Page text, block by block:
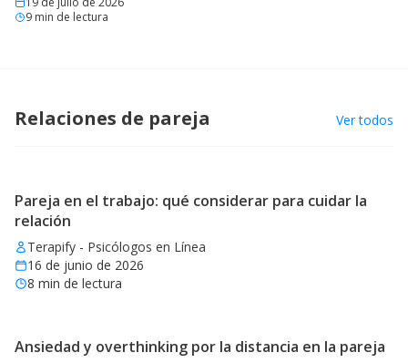
9 min de lectura
Relaciones de pareja Ver todos
Pareja en el trabajo: qué considerar para cuidar la
relación
Terapify - Psicólogos en Línea
16 de junio de 2026
8 min de lectura
Ansiedad y overthinking por la distancia en la pareja